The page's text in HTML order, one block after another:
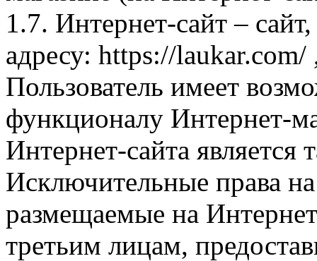
1.7. Интернет-сайт –
адресу: https://laukar.com/
Пользователь имеет
функционалу Интернет-
Интернет-сайта
Исключительные права
размещаемые на
третьим лицам,